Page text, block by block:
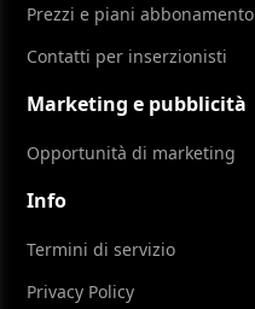
Prezzi e piani abbonamento
Contatti per inserzionisti
Marketing e pubblicità
Opportunità di marketing
Info
Termini di servizio
Privacy Policy